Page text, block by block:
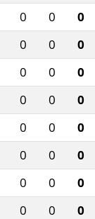
0 0
0
0 0
0
0 0
0
0 0
0
0 0
0
0 0
0
0 0
0
0 0
0